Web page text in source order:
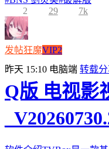
2
29 7k
发帖狂魔VIP2
昨天 15:10 电脑端 转载
Q版 电视影